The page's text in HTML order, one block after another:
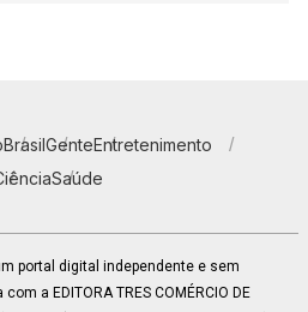
BrasilGenteEntretenimento
Saúde
portal digital independente e sem
a EDITORA TRES COMÉRCIO DE